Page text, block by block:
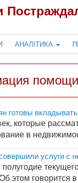
АНАЛІТИКА
готовы
которые
в
услуги с
полугодие
этом говорится